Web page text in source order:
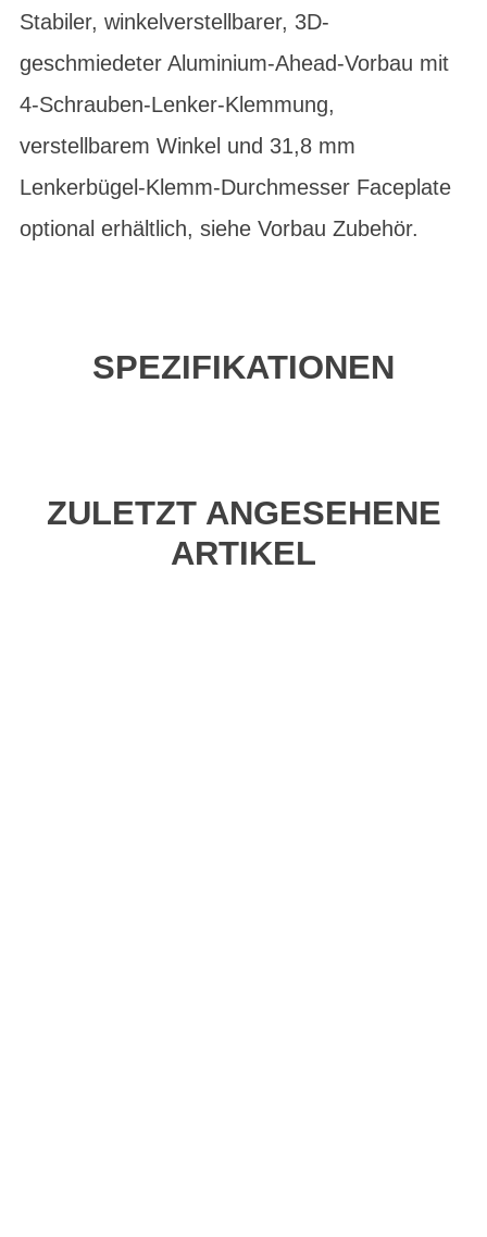
Stabiler, winkelverstellbarer, 3D-
geschmiedeter Aluminium-Ahead-Vorbau mit
4-Schrauben-Lenker-Klemmung,
verstellbarem Winkel und 31,8 mm
Lenkerbügel-Klemm-Durchmesser Faceplate
optional erhältlich, siehe Vorbau Zubehör.
SPEZIFIKATIONEN
ZULETZT ANGESEHENE
ARTIKEL